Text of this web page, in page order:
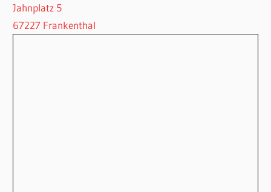
Jahnplatz 5
67227 Frankenthal